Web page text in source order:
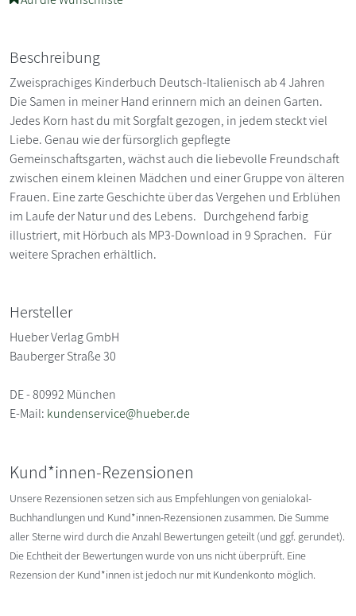
Beschreibung
Zweisprachiges Kinderbuch Deutsch-Italienisch ab 4 Jahren
Die Samen in meiner Hand erinnern mich an deinen Garten.
Jedes Korn hast du mit Sorgfalt gezogen, in jedem steckt viel
Liebe. Genau wie der fürsorglich gepflegte
Gemeinschaftsgarten, wächst auch die liebevolle Freundschaft
zwischen einem kleinen Mädchen und einer Gruppe von älteren
Frauen. Eine zarte Geschichte über das Vergehen und Erblühen
im Laufe der Natur und des Lebens. Durchgehend farbig
illustriert, mit Hörbuch als MP3-Download in 9 Sprachen. Für
weitere Sprachen erhältlich.
Hersteller
Hueber Verlag GmbH
Bauberger Straße 30
DE - 80992 München
E-Mail: kundenservice@hueber.de
Kund*innen-Rezensionen
Unsere Rezensionen setzen sich aus Empfehlungen von genialokal-
Buchhandlungen und Kund*innen-Rezensionen zusammen. Die Summe
aller Sterne wird durch die Anzahl Bewertungen geteilt (und ggf. gerundet).
Die Echtheit der Bewertungen wurde von uns nicht überprüft. Eine
Rezension der Kund*innen ist jedoch nur mit Kundenkonto möglich.